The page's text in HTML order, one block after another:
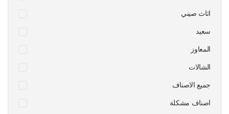
اثاث صيني
سعيد
المعاوز
الشالات
جميع الاصناف
اصناف مشكلة